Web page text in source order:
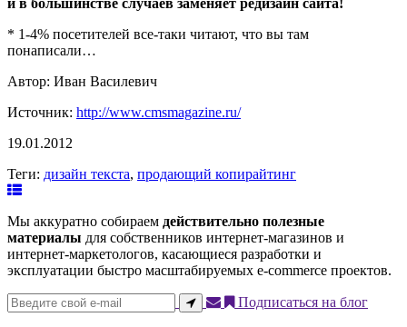
и в большинстве случаев заменяет редизайн сайта!
* 1-4% посетителей все-таки читают, что вы там
понаписали…
Автор: Иван Василевич
Источник: http://www.cmsmagazine.ru/
19.01.2012
Теги: дизайн текста, продающий копирайтинг
Мы аккуратно собираем действительно полезные
материалы для собственников интернет-магазинов и
интернет-маркетологов, касающиеся разработки и
эксплуатации быстро масштабируемых e-commerce проектов.
Подписаться на блог